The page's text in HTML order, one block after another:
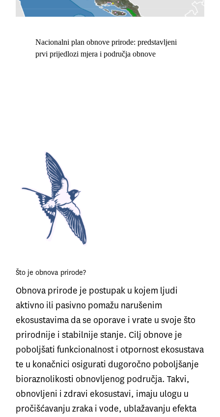
Nacionalni plan obnove prirode: predstavljeni
prvi prijedlozi mjera i područja obnove
Što je obnova prirode?
Obnova prirode je postupak u kojem ljudi
aktivno ili pasivno pomažu narušenim
ekosustavima da se oporave i vrate u svoje što
prirodnije i stabilnije stanje. Cilj obnove je
poboljšati funkcionalnost i otpornost ekosustava
te u konačnici osigurati dugoročno poboljšanje
bioraznolikosti obnovljenog područja. Takvi,
obnovljeni i zdravi ekosustavi, imaju ulogu u
pročišćavanju zraka i vode, ublažavanju efekta